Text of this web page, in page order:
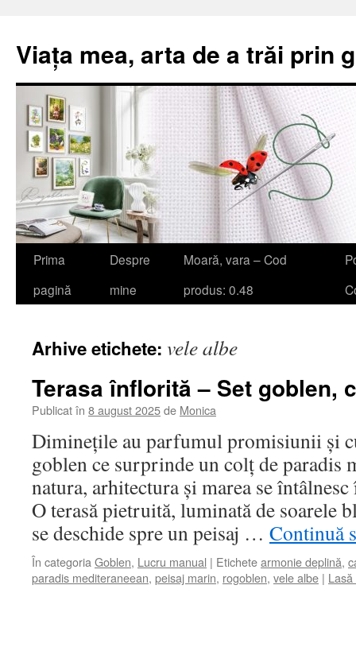
Viața mea, arta de a trăi prin
Sari
Prima
pagină
Despre
mine
Moară, vara – Cod
produs: 0.48
Arhive etichete: vele albe
Terasa înflorită – Set goblen,
Publicat în 8 august 2025de Monica
Diminețile au parfumul promisiunii și
goblen ce surprinde un colț de paradis
natura, arhitectura și marea se
O terasă pietruită, luminată de soarele
se deschide spre un peisaj … Continuă
În categoria Goblen, Lucru manual | Etichetearmonie deplină,
paradis mediteraneean, peisaj marin, rogoblen, vele albe |